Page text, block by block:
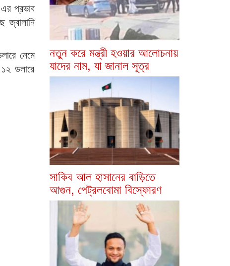
এর প্রভাব
জ্বালানি
নেমে
ডলারে
নতুন করে মন্ত্রী হওয়ার আলোচনায়
যাদের নাম, যা জানাল সূত্র
সাকিব আল হাসানের বাড়িতে
আগুন, পেট্রলবোমা বিস্ফোরণ